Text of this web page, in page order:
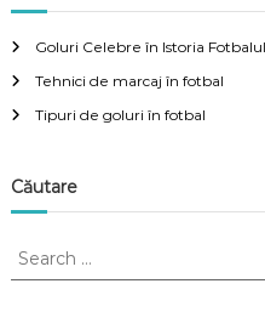
Goluri Celebre în Istoria
Tehnici de marcaj în fotbal
Tipuri de goluri în fotbal
Căutare
S